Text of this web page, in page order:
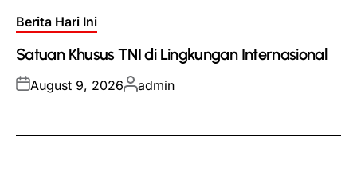
Posted
Berita Hari Ini
Satuan Khusus TNI di Lingkungan Internasional
Posted
August 9, 2026Posted
admin